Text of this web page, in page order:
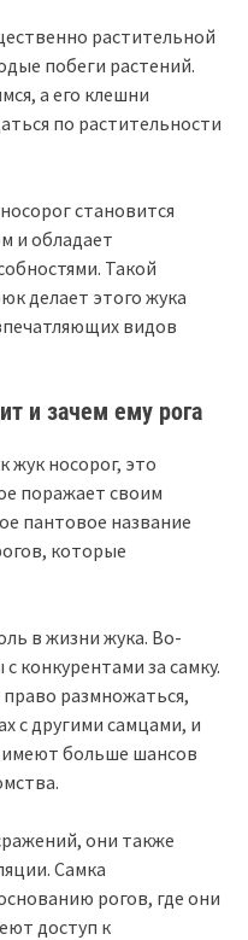
растительной
побеги растений.
а его клешни
по растительности
становится
и обладает
Такой
делает этого жука
видов
и зачем ему рога
жук носорог, это
поражает своим
пантовое название
которые
в жизни жука. Во-
конкурентами за самку.
размножаться,
с другими самцами, и
имеют больше шансов
они также
Самка
рогов, где они
доступ к